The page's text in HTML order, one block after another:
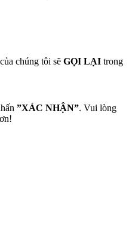
chúng tôi sẽ GỌI LẠI trong
”XÁC NHẬN”. Vui lòng